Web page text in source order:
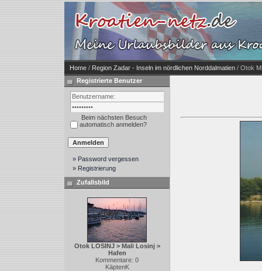
Home / Region Zadar - Inseln im nördlichen Norddalmatien / Otok
Registrierte Benutzer
Beim nächsten Besuch
automatisch anmelden?
» Password vergessen
» Registrierung
Zufallsbild
Otok LOSINJ > Mali Losinj >
Hafen
Kommentare: 0
KäptenK